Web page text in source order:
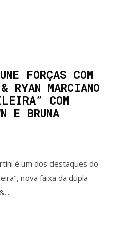
FORÇAS COM
RYAN MARCIANO
COM
E BRUNA
é um dos destaques do
nova faixa da dupla